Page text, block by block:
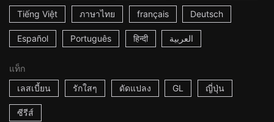
Tiếng Việt ภาษาไทย français Deutsch
Español Português हिन्दी العربية
แท็ก
เลสเบี้ยน
รักใสๆ ดัดแปลง GL ญี่ปุ่น
ซีรีส์